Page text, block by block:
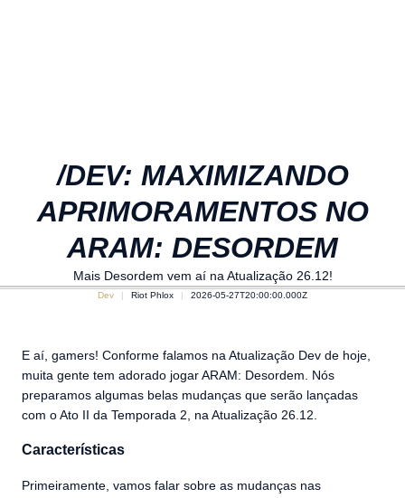
/DEV: MAXIMIZANDO
APRIMORAMENTOS NO
ARAM: DESORDEM
Mais Desordem vem aí na Atualização 26.12!
Dev Riot Phlox 2026-05-27T20:00:00.000Z
E aí, gamers! Conforme falamos na Atualização Dev de hoje,
muita gente tem adorado jogar ARAM: Desordem. Nós
preparamos algumas belas mudanças que serão lançadas
com o Ato II da Temporada 2, na Atualização 26.12.
Características
Primeiramente, vamos falar sobre as mudanças nas